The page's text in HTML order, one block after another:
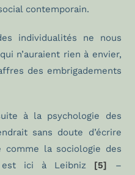
contemporain.
individualités ne nous
n’auraient rien à envier,
des embrigadements
à la psychologie des
sans doute d’écrire
comme la sociologie des
est ici à Leibniz [5] –